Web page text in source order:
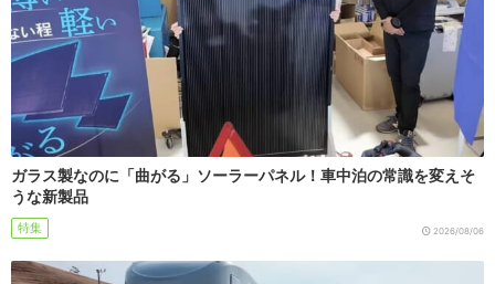
ガラス製なのに「曲がる」ソーラーパネル！車中泊の常識を変えそ
うな新製品
特集 2026/08/06